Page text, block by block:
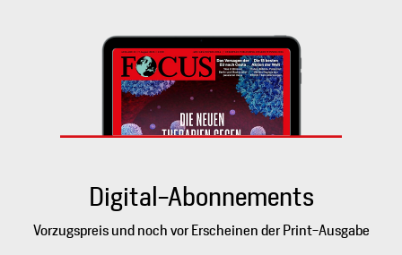
Digital-Abonnements
Vorzugspreis und noch vor Erscheinen der Print-Ausgabe